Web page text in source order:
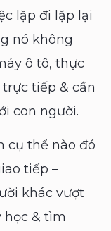
lặp đi lặp lại
nó không
ô tô, thực
tiếp & cần
con người.
cụ thể nào đó
tiếp –
khác vượt
học & tìm